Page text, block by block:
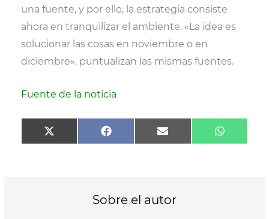
una fuente, y por ello, la estrategia consiste
ahora en tranquilizar el ambiente. «La idea es
solucionar las cosas en noviembre o en
diciembre», puntualizan las mismas fuentes.
Fuente de la noticia
Compartir
en
X
(
Compartir
en
F
a
k
Compartir
en
E
m
en
W
h
Sobre el autor